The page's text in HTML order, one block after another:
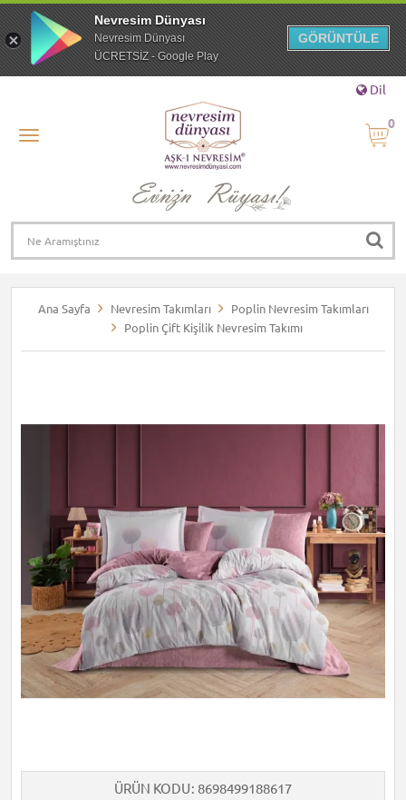
Dil
0
Ana Sayfa Nevresim Takımları
Poplin Nevresim Takımları
Poplin Çift Kişilik Nevresim Takımı
ÜRÜN KODU 8698499188617
Nevresim Dünyası
Nevresim Dünyası
ÜCRETSİZ - Google Play
GÖRÜNTÜLE